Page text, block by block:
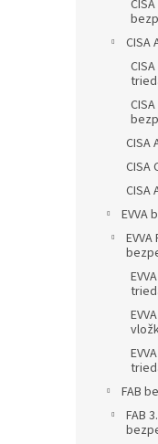
CISA
CISA
CISA
CISA
EVVA
FAB
FAB